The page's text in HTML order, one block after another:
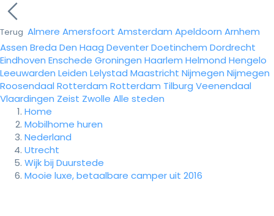
Terug Almere Amersfoort Amsterdam Apeldoorn Arnhem
Assen Breda Den Haag DeventerDoetinchem Dordrecht
Eindhoven Enschede Groningen Haarlem Helmond Hengelo
Leeuwarden Leiden Lelystad Maastricht Nijmegen Nijmegen
Roosendaal Rotterdam Rotterdam Tilburg Veenendaal
Vlaardingen Zeist Zwolle Alle steden
Home
Mobilhome huren
Nederland
Utrecht
Wijk bij Duurstede
Mooie luxe, betaalbare camper uit 2016